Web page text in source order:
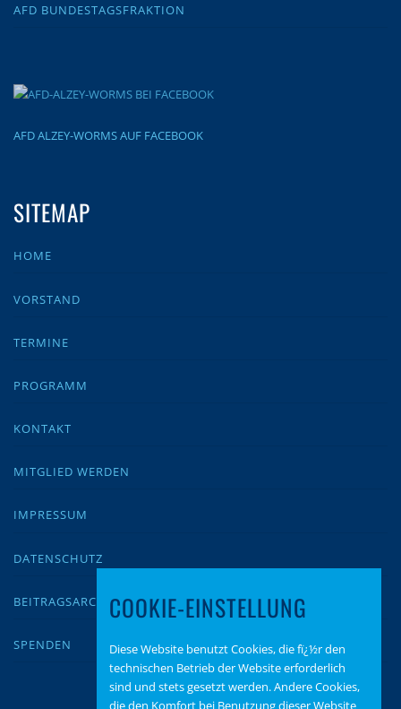
AFD BUNDESTAGSFRAKTION
AFD ALZEY-WORMS AUF FACEBOOK
SITEMAP
HOME
VORSTAND
TERMINE
PROGRAMM
KONTAKT
MITGLIED WERDEN
IMPRESSUM
DATENSCHUTZ
BEITRAGSARCHIV
SPENDEN
COOKIE-EINSTELLUNG
Diese Website benutzt Cookies, die fï¿½r den
technischen Betrieb der Website erforderlich
sind und stets gesetzt werden. Andere Cookies,
die den Komfort bei Benutzung dieser Website